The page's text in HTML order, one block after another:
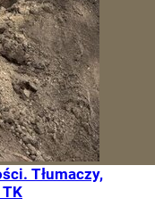
Tłumaczy,